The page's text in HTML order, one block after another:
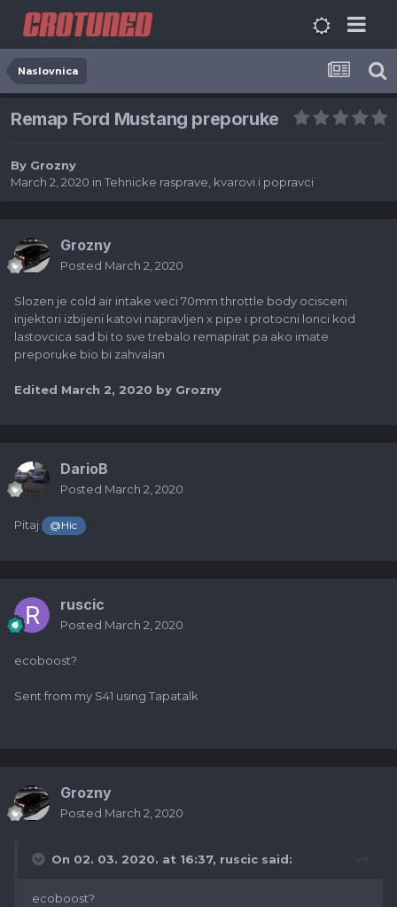
Naslovnica
Remap Ford Mustang preporuke
By Grozny
March 2, 2020 in Tehnicke rasprave, kvarovi i popravci
Grozny
Posted March 2, 2020
Slozen je cold air intake veci 70mm throttle body ocisceni
injektori izbijeni katovi napravljen x pipe i protocni lonci kod
lastovcica sad bi to sve trebalo remapirat pa ako imate
preporuke bio bi zahvalan
Edited March 2, 2020 by Grozny
DarioB
Posted March 2, 2020
Pitaj @Hic
ruscic
Posted March 2, 2020
ecoboost?
Sent from my S41 using Tapatalk
Grozny
Posted March 2, 2020
On 02. 03. 2020. at 16:37, ruscic said:
ecoboost?